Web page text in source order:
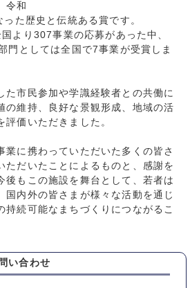
令和
た歴史と伝統ある賞です。
より307事業の応募があった中、
門としては全国で7事業が受賞しま
た市民参加や学識経験者との共働に
の維持、良好な景観形成、地域の活
価いただきました。
業に携わっていただいた多くの皆さ
ただいたことによるものと、感謝を
後もこの施設を舞台として、若者は
国内外の皆さまが様々な活動を通じ
持続可能なまちづくりにつながるこ
い合わせ